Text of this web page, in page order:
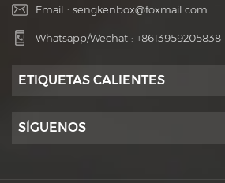
Email : sengkenbox@foxmail.com
Whatsapp/Wechat : +8613959205838
ETIQUETAS CALIENTES
SÍGUENOS